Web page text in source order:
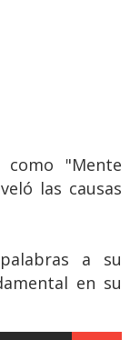
"Mente
las causas
a su
en su